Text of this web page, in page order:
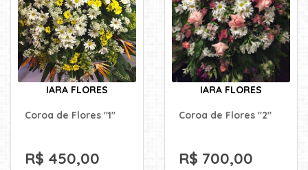
IARA FLORES
Coroa de Flores "1"
R$ 450,00
IARA FLORES
Coroa de Flores "2"
R$ 700,00